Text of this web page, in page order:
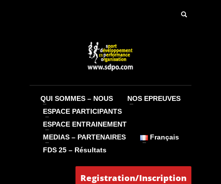
QUI SOMMES – NOUS
NOS EPREUVES
ESPACE PARTICIPANTS
ESPACE ENTRAINEMENT
MEDIAS – PARTENAIRES
Français
FDS 25 – Résultats
Registration/Inscription